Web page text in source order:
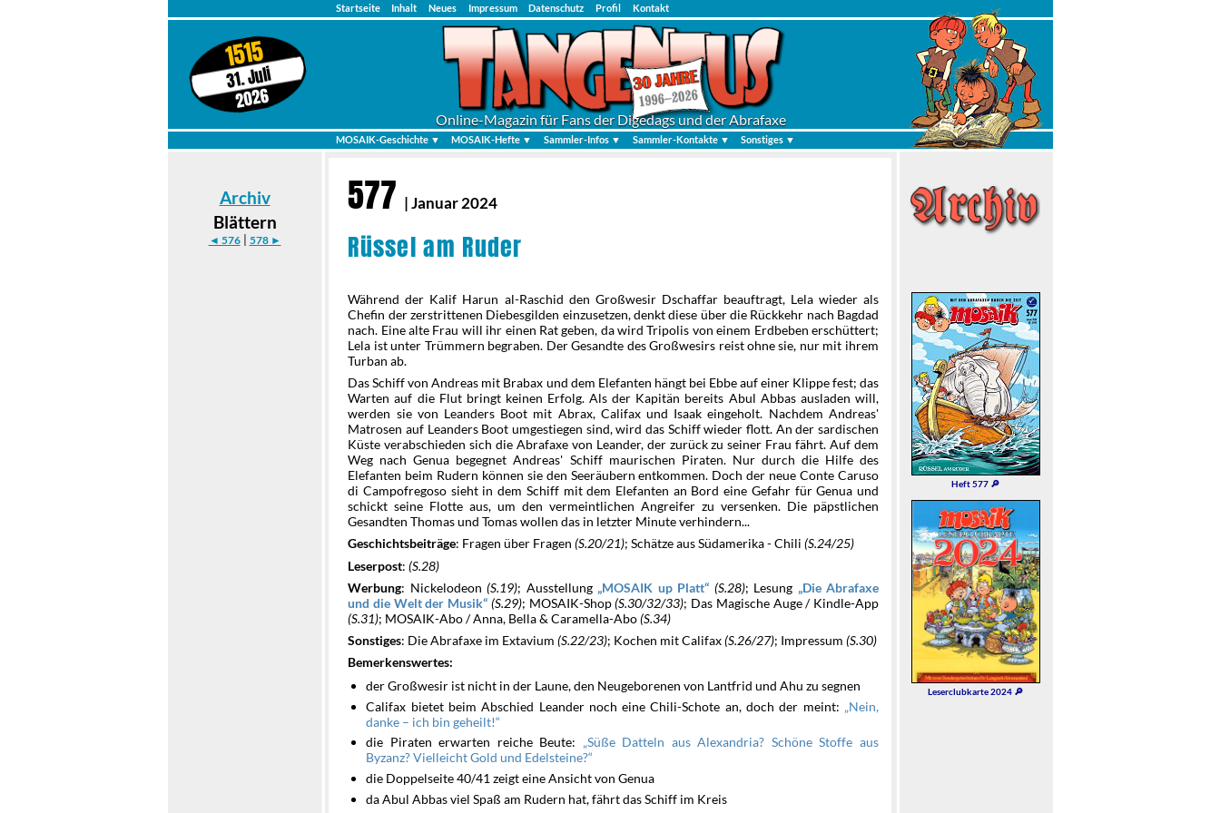
Startseite Inhalt Neues Impressum Datenschutz Profil Kontakt
1515
31. Juli
2026
Online-Magazin für Fans der Digedags und der Abrafaxe
MOSAIK-Geschichte ▼ MOSAIK-Hefte ▼ Sammler-Infos ▼ Sammler-Kontakte ▼ Sonstiges ▼
Archiv
Blättern
◄ 576| 578 ►
Heft 577 🔎
Leserclubkarte 2024 🔎
577 | Januar 2024
Rüssel am Ruder
Während der Kalif Harun al-Raschid den Großwesir Dschaffar beauftragt, Lela wieder als
Chefin der zerstrittenen Diebesgilden einzusetzen, denkt diese über die Rückkehr nach Bagdad
nach. Eine alte Frau will ihr einen Rat geben, da wird Tripolis von einem Erdbeben erschüttert;
Lela ist unter Trümmern begraben. Der Gesandte des Großwesirs reist ohne sie, nur mit ihrem
Turban ab.
Das Schiff von Andreas mit Brabax und dem Elefanten hängt bei Ebbe auf einer Klippe fest; das
Warten auf die Flut bringt keinen Erfolg. Als der Kapitän bereits Abul Abbas ausladen will,
werden sie von Leanders Boot mit Abrax, Califax und Isaak eingeholt. Nachdem Andreas'
Matrosen auf Leanders Boot umgestiegen sind, wird das Schiff wieder flott. An der sardischen
Küste verabschieden sich die Abrafaxe von Leander, der zurück zu seiner Frau fährt. Auf dem
Weg nach Genua begegnet Andreas' Schiff maurischen Piraten. Nur durch die Hilfe des
Elefanten beim Rudern können sie den Seeräubern entkommen. Doch der neue Conte Caruso
di Campofregoso sieht in dem Schiff mit dem Elefanten an Bord eine Gefahr für Genua und
schickt seine Flotte aus, um den vermeintlichen Angreifer zu versenken. Die päpstlichen
Gesandten Thomas und Tomas wollen das in letzter Minute verhindern...
Geschichtsbeiträge: Fragen über Fragen(S.20/21); Schätze aus Südamerika - Chili(S.24/25)
Leserpost:(S.28)
Werbung: Nickelodeon(S.19); Ausstellung MOSAIK up Platt (S.28); Lesung
Die Abrafaxe
und die Welt der Musik (S.29); MOSAIK-Shop(S.30/32/33); Das Magische Auge / Kindle-App
(S.31); MOSAIK-Abo / Anna, Bella & Caramella-Abo(S.34)
Sonstiges: Die Abrafaxe im Extavium(S.22/23); Kochen mit Califax(S.26/27); Impressum(S.30)
Bemerkenswertes:
der Großwesir ist nicht in der Laune, den Neugeborenen von Lantfrid und Ahu zu segnen
Califax bietet beim Abschied Leander noch eine Chili-Schote an, doch der meint:
Nein,
danke – ich bin geheilt!
die Piraten erwarten reiche Beute:
Süße Datteln aus Alexandria? Schöne Stoffe aus
Byzanz? Vielleicht Gold und Edelsteine?
die Doppelseite 40/41 zeigt eine Ansicht von Genua
da Abul Abbas viel Spaß am Rudern hat, fährt das Schiff im Kreis